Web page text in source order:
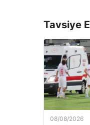
Tavsiye
08/08/2026